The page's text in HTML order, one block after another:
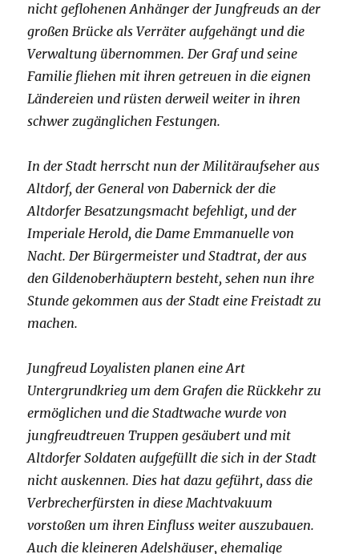
nicht geflohenen Anhänger der Jungfreuds an der
großen Brücke als Verräter aufgehängt und die
Verwaltung übernommen. Der Graf und seine
Familie fliehen mit ihren getreuen in die eignen
Ländereien und rüsten derweil weiter in ihren
schwer zugänglichen Festungen.
In der Stadt herrscht nun der Militäraufseher aus
Altdorf, der General von Dabernick der die
Altdorfer Besatzungsmacht befehligt, und der
Imperiale Herold, die Dame Emmanuelle von
Nacht. Der Bürgermeister und Stadtrat, der aus
den Gildenoberhäuptern besteht, sehen nun ihre
Stunde gekommen aus der Stadt eine Freistadt zu
machen.
Jungfreud Loyalisten planen eine Art
Untergrundkrieg um dem Grafen die Rückkehr zu
ermöglichen und die Stadtwache wurde von
jungfreudtreuen Truppen gesäubert und mit
Altdorfer Soldaten aufgefüllt die sich in der Stadt
nicht auskennen. Dies hat dazu geführt, dass die
Verbrecherfürsten in diese Machtvakuum
vorstoßen um ihren Einfluss weiter auszubauen.
Auch die kleineren Adelshäuser, ehemalige